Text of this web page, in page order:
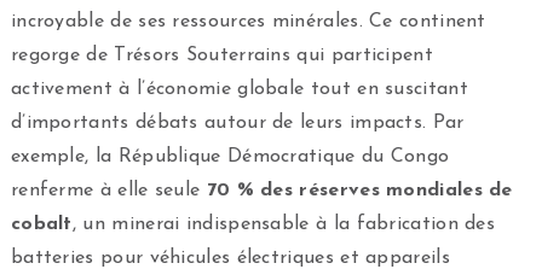
incroyable de ses ressources minérales. Ce continent
regorge de Trésors Souterrains qui participent
activement à l’économie globale tout en suscitant
d’importants débats autour de leurs impacts. Par
exemple, la République Démocratique du Congo
renferme à elle seule 70 % des réserves mondiales de
cobalt, un minerai indispensable à la fabrication des
batteries pour véhicules électriques et appareils